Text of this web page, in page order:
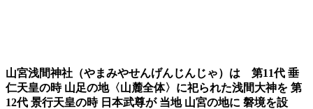
山宮浅間神社 （やまみやせんげんじんじゃ） は 第11代 垂
仁天皇の時山足の地〈山麓全体〉 に祀られた浅間大神を 第
12代 景行天皇の時 日本武尊が 当地 山宮の地に 磐境を設